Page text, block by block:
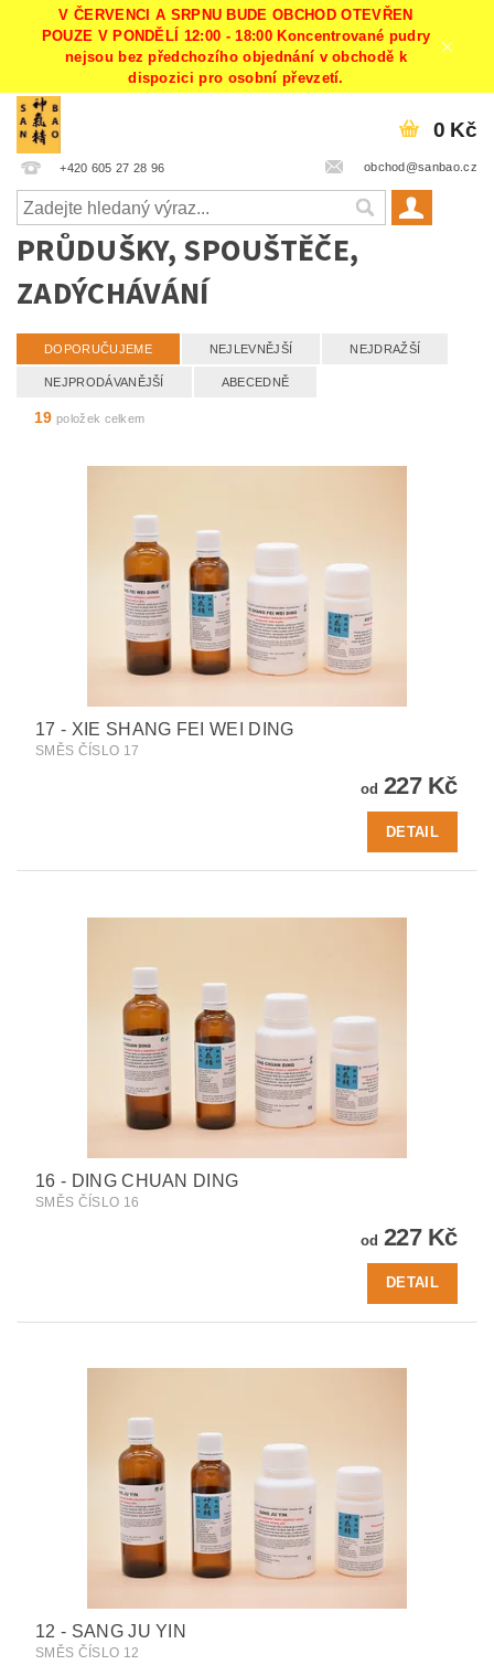
V ČERVENCI A SRPNU BUDE OBCHOD OTEVŘEN
POUZE V PONDĚLÍ 12:00 - 18:00 Koncentrované pudry
nejsou bez předchozího objednání v obchodě k
dispozici pro osobní převzetí.
+420 605 27 28 96 obchod@sanbao.cz
0 Kč
PRŮDUŠKY, SPOUŠTĚČE,
ZADÝCHÁVÁNÍ
DOPORUČUJEME NEJLEVNĚJŠÍ NEJDRAŽŠÍ
NEJPRODÁVANĚJŠÍ ABECEDNĚ
19 položek celkem
17 - XIE SHANG FEI WEI DING
SMĚS ČÍSLO 17
od 227 Kč
DETAIL
16 - DING CHUAN DING
SMĚS ČÍSLO 16
od 227 Kč
DETAIL
12 - SANG JU YIN
SMĚS ČÍSLO 12